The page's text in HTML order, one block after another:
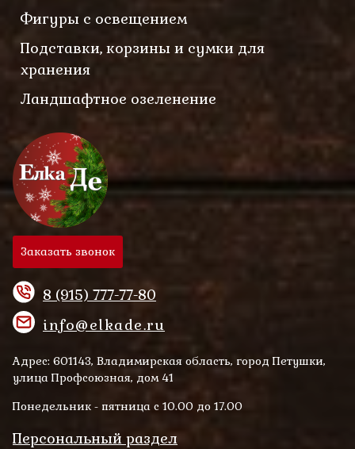
Фигуры с освещением
Подставки, корзины и сумки для
хранения
Ландшафтное озеленение
Заказать звонок
8 (915) 777-77-80
info@elkade.ru
Адрес: 601143, Владимирская область, город Петушки,
улица Профсоюзная, дом 41
Понедельник - пятница с 10.00 до 17.00
Персональный раздел